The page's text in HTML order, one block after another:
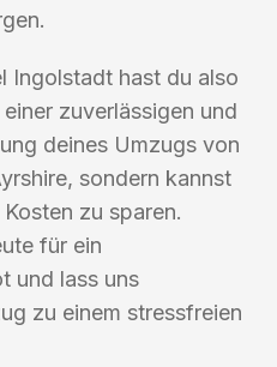
Ingolstadt hast du also
zuverlässigen und
deines Umzugs von
sondern kannst
zu sparen.
für ein
und lass uns
zu einem stressfreien